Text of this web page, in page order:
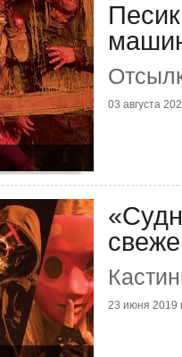
03 августа
23 июня 2019